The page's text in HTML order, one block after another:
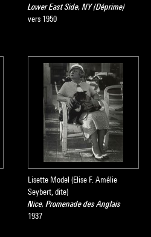
Lower East Side, NY (Déprime)
vers 1950
Lisette Model (Elise F. Amélie
Seybert, dite)
Nice, Promenade des Anglais
1937